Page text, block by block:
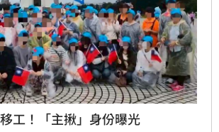
工！「主揪」身份曝光